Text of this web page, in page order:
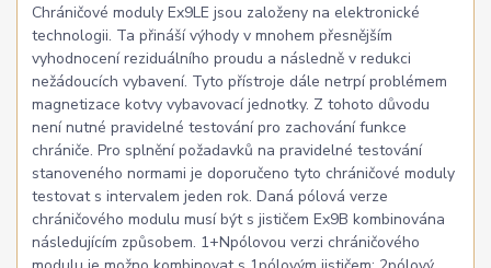
Chráničové moduly Ex9LE jsou založeny na elektronické
technologii. Ta přináší výhody v mnohem přesnějším
vyhodnocení reziduálního proudu a následně v redukci
nežádoucích vybavení. Tyto přístroje dále netrpí problémem
magnetizace kotvy vybavovací jednotky. Z tohoto důvodu
není nutné pravidelné testování pro zachování funkce
chrániče. Pro splnění požadavků na pravidelné testování
stanoveného normami je doporučeno tyto chráničové moduly
testovat s intervalem jeden rok. Daná pólová verze
chráničového modulu musí být s jističem Ex9B kombinována
následujícím způsobem. 1+Npólovou verzi chráničového